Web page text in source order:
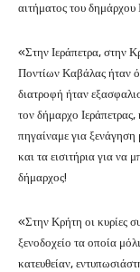
αιτήματος του
«Στην Ιεράπετρα, στην
Ποντίων Καβάλας ήταν
διατροφή ήταν
τον δήμαρχο
πηγαίναμε για ξενάγηση
και τα εισιτήρια για να
δήμαρχος!
«Στην Κρήτη οι κυρίες
ξενοδοχείο τα οποία
κατευθείαν,